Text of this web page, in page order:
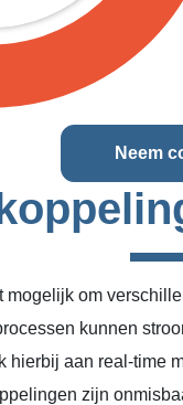
Neem
om
kunnen
hierbij aan real-time
zijn